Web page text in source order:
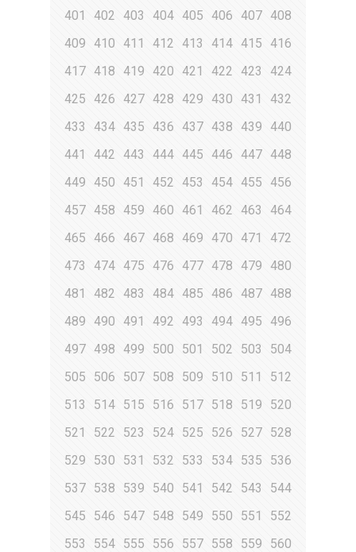
401 402 403 404 405 406 407 408
409
410 411 412 413 414 415
416
417 418 419 420 421 422 423
424
425
426 427 428 429 430 431
432
433
434 435 436 437 438 439
440
441
442 443 444 445 446 447 448
449
450 451 452 453 454 455
456
457 458 459 460 461 462 463
464
465
466 467 468 469 470 471
472
473
474 475 476 477 478 479
480
481
482 483 484 485 486 487 488
489
490 491 492 493 494 495
496
497 498 499 500 501 502 503
504
505
506 507 508 509 510 511
512
513
514 515 516 517 518 519
520
521
522 523 524 525 526 527 528
529
530 531 532 533 534 535
536
537 538 539 540 541 542 543
544
545
546 547 548 549 550 551
552
553
554 555 556 557 558 559
560